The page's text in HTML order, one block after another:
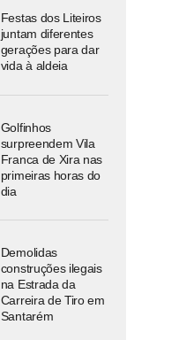
Festas dos Liteiros
juntam diferentes
gerações para dar
vida à aldeia
Golfinhos
surpreendem Vila
Franca de Xira nas
primeiras horas do
dia
Demolidas
construções ilegais
na Estrada da
Carreira de Tiro em
Santarém